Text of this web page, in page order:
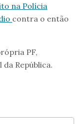
na Polícia
contra o então
PF,
República.